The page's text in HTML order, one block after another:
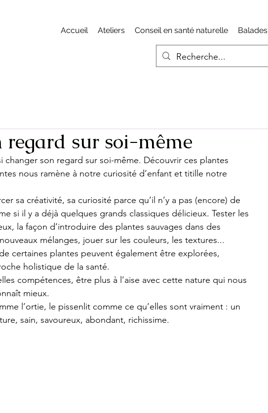
Accueil Ateliers Conseil en santé naturelle Balades
regard sur soi-même
changer son regard sur soi-même. Découvrir ces plantes
nous ramène à notre curiosité d’enfant et titille notre
sa créativité, sa curiosité parce qu’il n’y a pas (encore) de
si il y a déjà quelques grands classiques délicieux. Tester les
la façon d’introduire des plantes sauvages dans des
mélanges, jouer sur les couleurs, les textures...
certaines plantes peuvent également être explorées,
holistique de la santé.
compétences, être plus à l’aise avec cette nature qui nous
mieux.
l’ortie, le pissenlit comme ce qu’elles sont vraiment : un
sain, savoureux, abondant, richissime.